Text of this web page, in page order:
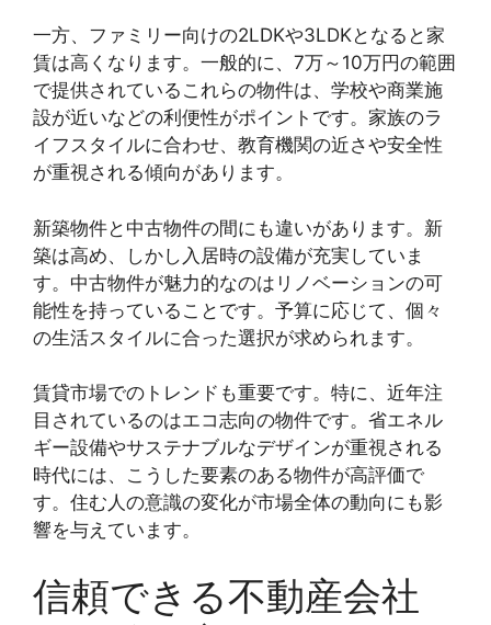
一方、ファミリー向けの2LDKや3LDKとなると家
賃は高くなります。一般的に、7万～10万円の範囲
で提供されているこれらの物件は、学校や商業施
設が近いなどの利便性がポイントです。家族のラ
イフスタイルに合わせ、教育機関の近さや安全性
が重視される傾向があります。
新築物件と中古物件の間にも違いがあります。新
築は高め、しかし入居時の設備が充実していま
す。中古物件が魅力的なのはリノベーションの可
能性を持っていることです。予算に応じて、個々
の生活スタイルに合った選択が求められます。
賃貸市場でのトレンドも重要です。特に、近年注
目されているのはエコ志向の物件です。省エネル
ギー設備やサステナブルなデザインが重視される
時代には、こうした要素のある物件が高評価で
す。住む人の意識の変化が市場全体の動向にも影
響を与えています。
信頼できる不動産会社